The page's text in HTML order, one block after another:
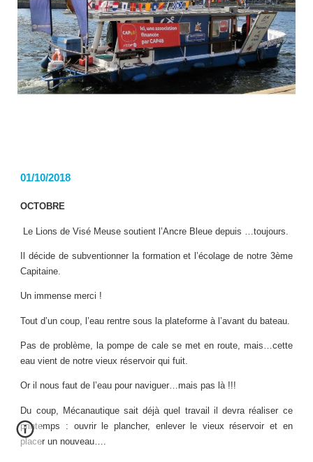
01/10/2018
OCTOBRE
Le Lions de Visé Meuse soutient l’Ancre Bleue depuis …toujours.
Il décide de subventionner la formation et l’écolage de notre 3ème
Capitaine.
Un immense merci !
Tout d’un coup, l’eau rentre sous la plateforme à l’avant du bateau.
Pas de problème, la pompe de cale se met en route, mais…cette
eau vient de notre vieux réservoir qui fuit.
Or il nous faut de l’eau pour naviguer…mais pas là !!!
Du coup, Mécanautique sait déjà quel travail il devra réaliser ce
printemps : ouvrir le plancher, enlever le vieux réservoir et en
placer un nouveau….